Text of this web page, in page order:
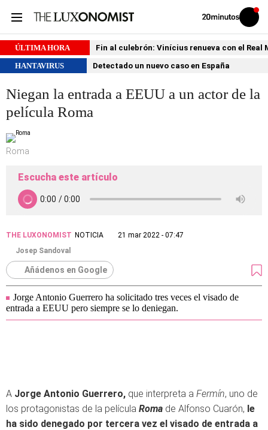
Volver
Iniciar
sesión
ÚLTIMA HORA
Fin al culebrón: Vinícius renueva con el Real
HANTAVIRUS
Detectado un nuevo caso en España
Niegan la entrada a EEUU a un actor de la
película Roma
Roma
Escucha este artículo
THE LUXONOMIST NOTICIA
21 mar 2022 - 07:47
Josep Sandoval
Añádenos en Google
Jorge Antonio Guerrero ha solicitado tres veces el visado de
entrada a EEUU pero siempre se lo deniegan.
A Jorge Antonio Guerrero, que interpreta a Fermín, uno de
los protagonistas de la película Roma de Alfonso Cuarón, le
ha sido denegado por tercera vez el visado de entrada a